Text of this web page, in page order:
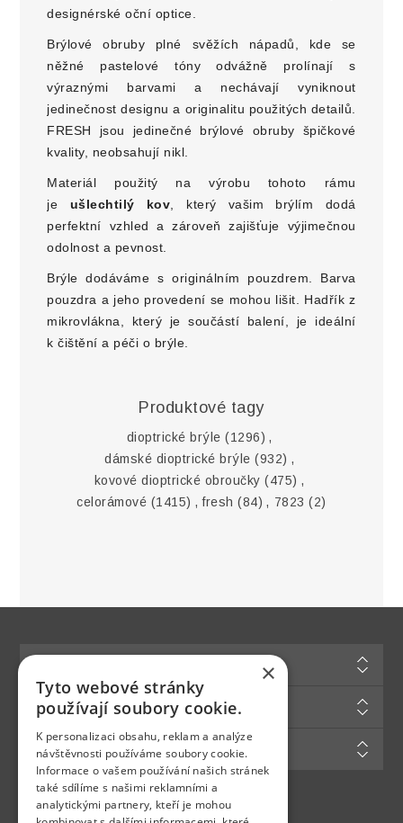
designérské oční optice.
Brýlové obruby plné svěžích nápadů, kde se
něžné pastelové tóny odvážně prolínají s
výraznými barvami a nechávají vyniknout
jedinečnost designu a originalitu použitých detailů.
FRESH jsou jedinečné brýlové obruby špičkové
kvality, neobsahují nikl.
Materiál použitý na výrobu tohoto rámu
je ušlechtilý kov , který vašim brýlím dodá
perfektní vzhled a zároveň zajišťuje výjimečnou
odolnost a pevnost.
Brýle dodáváme s originálním pouzdrem. Barva
pouzdra a jeho provedení se mohou lišit. Hadřík z
mikrovlákna, který je součástí balení, je ideální
k čištění a péči o brýle.
Produktové tagy
dioptrické brýle (1296) ,
dámské dioptrické brýle (932) ,
kovové dioptrické obroučky (475) ,
celorámové (1415) , fresh (84) , 7823 (2)
Zákaznická podpora
Můj účet
Najdete nás na
×
Tyto webové stránky
používají soubory cookie.
K personalizaci obsahu, reklam a analýze
návštěvnosti používáme soubory cookie.
Informace o vašem používání našich stránek
také sdílíme s našimi reklamními a
analytickými partnery, kteří je mohou